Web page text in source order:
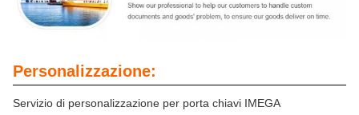
Personalizzazione:
Servizio di personalizzazione per porta chiavi IMEGA